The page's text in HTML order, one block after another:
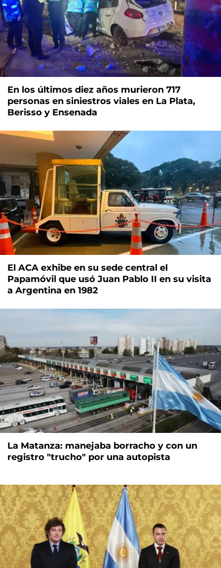
En los últimos diez años murieron 717
personas en siniestros viales en La Plata,
Berisso y Ensenada
El ACA exhibe en su sede central el
Papamóvil que usó Juan Pablo II en su visita
a Argentina en 1982
La Matanza: manejaba borracho y con un
registro "trucho" por una autopista